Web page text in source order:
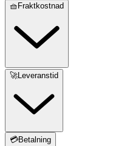
🧺Fraktkostnad
🚀Leveranstid
💳Betalning